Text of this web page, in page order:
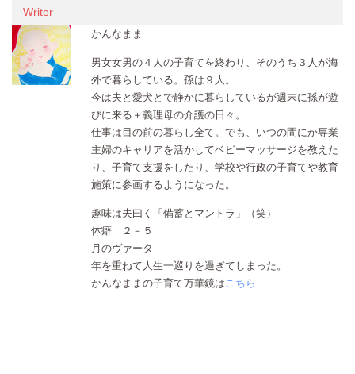
Writer
かんなまま
男女女男の４人の子育てを終わり、そのうち３人が海
外で暮らしている。孫は９人。
今は夫と愛犬とで静かに暮らしているが週末に孫が遊
びに来る＋義理母の介護の日々。
仕事は目の前の暮らし全て。でも、いつの間にか専業
主婦のキャリアを活かしてベビーマッサージを教えた
り、子育て支援をしたり、学校や行政の子育てや教育
施策に参画するようになった。
趣味は夫曰く「備蓄とマントラ」（笑）
体癖 ２－５
月のヴァータ
年を重ねて人生一巡りを過ぎてしまった。
かんなままの子育て万華鏡は こちら